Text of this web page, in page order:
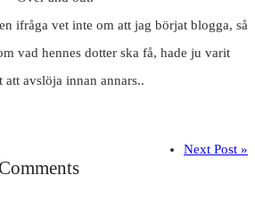
ifråga vet inte om att jag börjat blogga, så
vad hennes dotter ska få, hade ju varit
att avslöja innan annars..
Next Post »